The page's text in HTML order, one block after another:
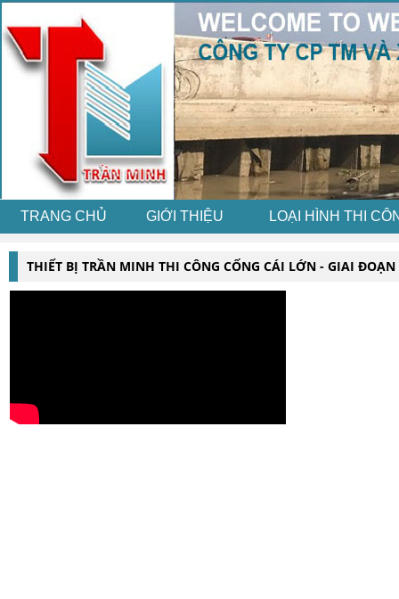
TRANG CHỦ GIỚI THIỆU LOẠI HÌNH THI
THIẾT BỊ TRẦN MINH THI CÔNG CỐNG CÁI LỚN - GIAI ĐOẠN